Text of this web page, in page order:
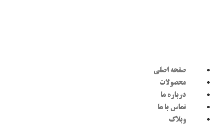
صفحه اصلی
محصولات
درباره ما
تماس با ما
وبلاگ